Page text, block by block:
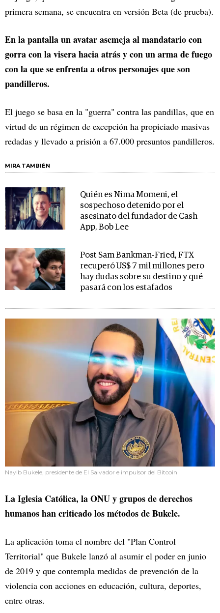
primera semana, se encuentra en versión Beta (de prueba).
En la pantalla un avatar asemeja al mandatario con
gorra con la visera hacia atrás y con un arma de fuego
con la que se enfrenta a otros personajes que son
pandilleros.
El juego se basa en la "guerra" contra las pandillas, que en
virtud de un régimen de excepción ha propiciado masivas
redadas y llevado a prisión a 67.000 presuntos pandilleros.
MIRA TAMBIÉN
Quién es Nima Momeni, el
sospechoso detenido por el
asesinato del fundador de Cash
App, Bob Lee
Post Sam Bankman-Fried, FTX
recuperó US$ 7 mil millones pero
hay dudas sobre su destino y qué
pasará con los estafados
Nayib Bukele, presidente de El Salvador e impulsor del Bitcoin
La Iglesia Católica, la ONU y grupos de derechos
humanos han criticado los métodos de Bukele.
La aplicación toma el nombre del "Plan Control
Territorial" que Bukele lanzó al asumir el poder en junio
de 2019 y que contempla medidas de prevención de la
violencia con acciones en educación, cultura, deportes,
entre otras.